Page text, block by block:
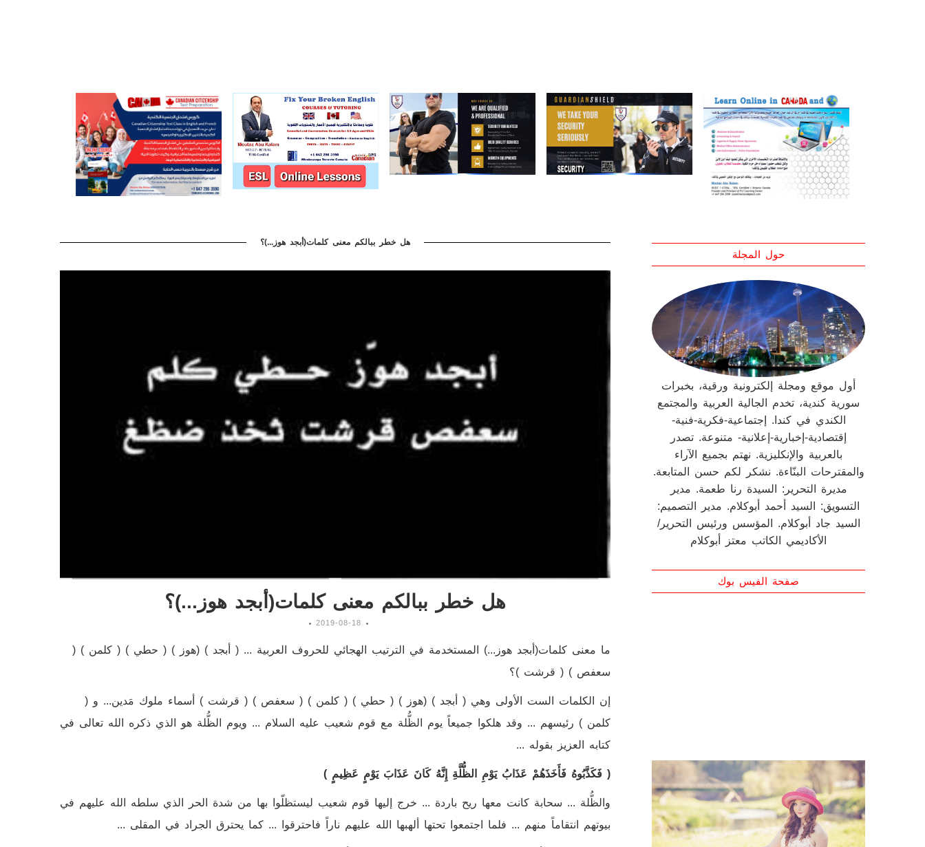
هل خطر ببالكم معنى كلمات(أبجد هوز...)؟
هل خطر ببالكم معنى كلمات(أبجد هوز...)؟
2019-08-18
ما معنى كلمات(أبجد هوز...) المستخدمة في الترتيب الهجائي للحروف العربية ... ( أبجد ) (هوز ) ( حطي ) ( كلمن ) (
سعفص ) ( قرشت )؟
إن الكلمات الست الأولى وهي ( أبجد ) (هوز ) ( حطي ) ( كلمن ) ( سعفص ) ( قرشت ) أسماء ملوك مَدين... و (
كلمن ) رئيسهم ... وقد هلكوا جميعاً يوم الظُّلة مع قوم شعيب عليه السلام ... ويوم الظُّلة هو الذي ذكره الله تعالى في
كتابه العزيز بقوله ...
( فَكَذَّبُوهُ فَأَخَذَهُمْ عَذَابُ يَوْمِ الظُّلَّةِ إِنَّهُ كَانَ عَذَابَ يَوْمٍ عَظِيمٍ )
والظُّلة ... سحابة كانت معها ريح باردة ... خرج إليها قوم شعيب ليستظلّوا بها من شدة الحر الذي سلطه الله عليهم في
بيوتهم انتقاماً منهم ... فلما اجتمعوا تحتها ألهبها الله عليهم ناراً فاحترقوا ... كما يحترق الجراد في المقلى ...
حول المجلة
أول موقع ومجلة إلكترونية ورقية، بخبرات
سورية كندية، تخدم الجالية العربية والمجتمع
الكندي في كندا. إجتماعية-فكرية-فنية-
إقتصادية-إخبارية-إعلانية- متنوعة. تصدر
بالعربية والإنكليزية. نهتم بجميع الآراء
والمقترحات البنّاءة. نشكر لكم حسن المتابعة.
مديرة التحرير: السيدة رنا طعمة. مدير
التسويق: السيد أحمد أبوكلام. مدير التصميم:
السيد جاد أبوكلام. المؤسس ورئيس التحرير/
الأكاديمي الكاتب معتز أبوكلام
صفحة الفيس بوك